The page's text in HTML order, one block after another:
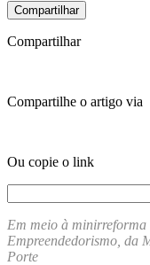
Compartilhar
Compartilhar
Compartilhe o artigo via
Ou copie o link
Em meio à
Empreendedorismo, da
Porte